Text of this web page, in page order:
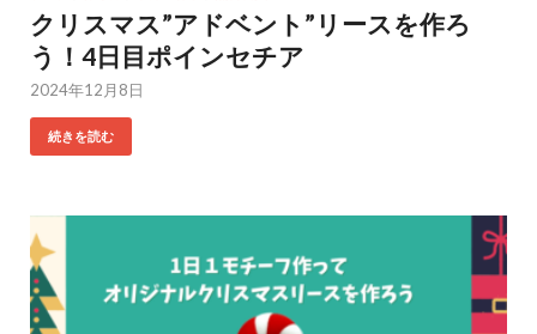
クリスマス”アドベント”リースを作ろ
う！4日目ポインセチア
2024年12月8日
続きを読む